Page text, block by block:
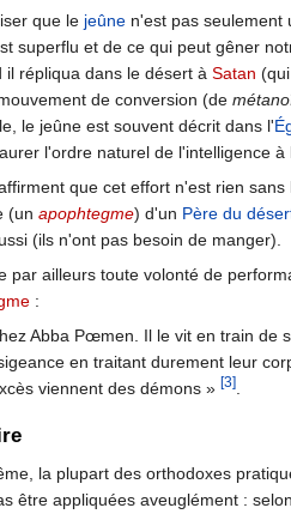
que le jeûne n'est pas seulement
superflu et de ce qui peut gêner
il répliqua dans le désert à Satan
de conversion (de
le jeûne est souvent décrit dans l'
l'ordre naturel de l'intelligence à
que cet effort n'est rien
(un apophtegme) d'un Père du
(ils n'ont pas besoin de manger).
par ailleurs toute volonté de
:
Abba Pœmen. Il le vit en train de
en traitant durement leur
viennent des démons »[3].
la plupart des orthodoxes
être appliquées aveuglément :